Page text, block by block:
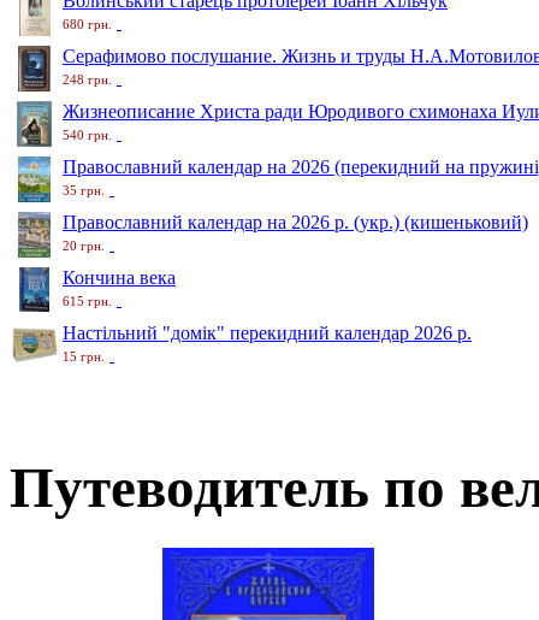
680 грн.
Серафимово послушание. Жизнь и труды
248 грн.
Жизнеописание Христа ради Юродивого схимонаха
540 грн.
Православний календар на 2026 (перекидний на
35 грн.
Православний календар на 2026 р. (укр.) (кишеньковий)
20 грн.
Кончина века
615 грн.
Настільний "домік" перекидний календар 2026 р.
15 грн.
Путеводитель по